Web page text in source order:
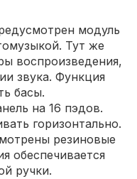
модуль
Тут же
воспроизведения,
звука. Функция
басы.
на 16 пэдов.
горизонтально.
резиновые
обеспечивается
ручки.